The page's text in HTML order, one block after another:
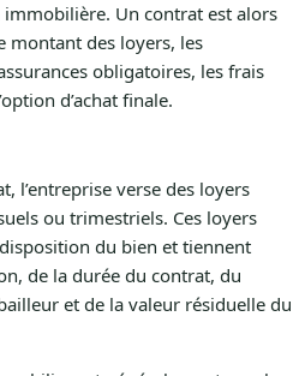
immobilière. Un contrat est alors
montant des loyers, les
obligatoires, les frais
d’achat finale.
l’entreprise verse des loyers
ou trimestriels. Ces loyers
du bien et tiennent
de la durée du contrat, du
et de la valeur résiduelle du